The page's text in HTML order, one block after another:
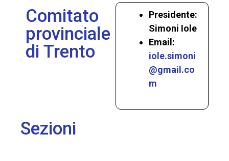
Comitato
provinciale
di Trento
Presidente:
Simoni Iole
Email:
iole.simoni
@gmail.co
m
Sezioni